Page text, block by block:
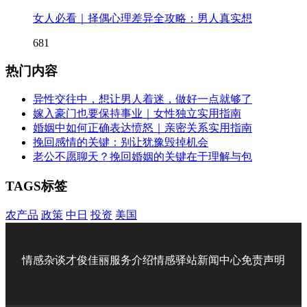
女人必看｜择偶心理差异全攻略：男人真实想
681
热门内容
异性交往中，想让男人着迷，做好一点就够了
嫁入豪门也要保持事业｜女性独立实用指南
婚姻中如何正确表达愤怒｜亲密关系实用指南
挽回感情的关键：别让犹豫毁掉机会
老公不愿聊天？挽回婚姻的关键在于理解与包
TAGS标签
农产品 政策 中日 投资 美国
情感杂谈才俊佳丽服务介绍情感驿站新闻中心免责声明